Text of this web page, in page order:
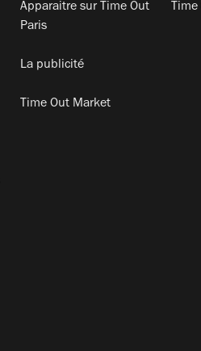
Apparaitre sur Time Out
Paris
La publicité
Time Out Market